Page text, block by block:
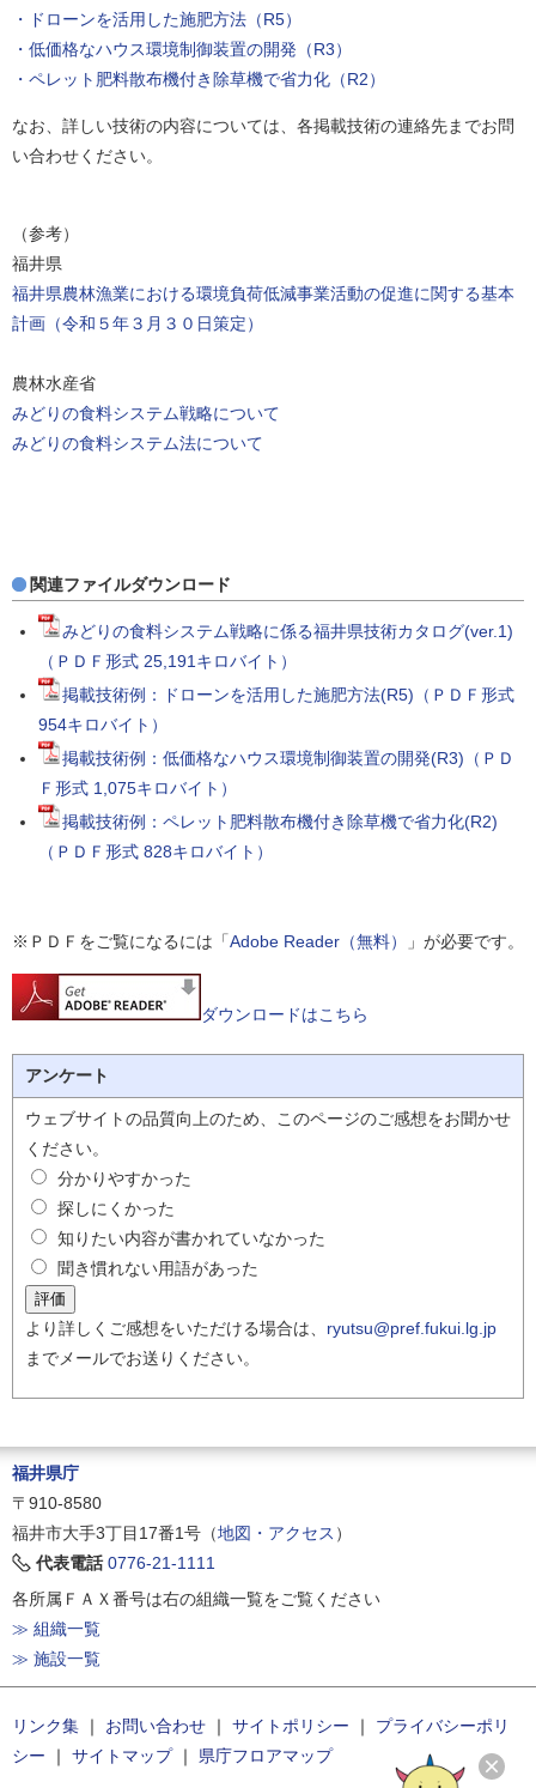
・ドローンを活用した施肥方法（R5）
・低価格なハウス環境制御装置の開発（R3）
・ペレット肥料散布機付き除草機で省力化（R2）
なお、詳しい技術の内容については、各掲載技術の連絡先までお問
い合わせください。
（参考）
福井県
福井県農林漁業における環境負荷低減事業活動の促進に関する基本
計画（令和５年３月３０日策定）
農林水産省
みどりの食料システム戦略について
みどりの食料システム法について
関連ファイルダウンロード
みどりの食料システム戦略に係る福井県技術カタログ(ver.1)
（ＰＤＦ形式 25,191キロバイト）
掲載技術例：ドローンを活用した施肥方法(R5)（ＰＤＦ形式
954キロバイト）
掲載技術例：低価格なハウス環境制御装置の開発(R3)（ＰＤ
Ｆ形式 1,075キロバイト）
掲載技術例：ペレット肥料散布機付き除草機で省力化(R2)
（ＰＤＦ形式 828キロバイト）
※ＰＤＦをご覧になるには「Adobe Reader（無料） 」が必要です。
ダウンロードはこちら
アンケート
ウェブサイトの品質向上のため、このページのご感想をお聞かせ
ください。
分かりやすかった
探しにくかった
知りたい内容が書かれていなかった
聞き慣れない用語があった
より詳しくご感想をいただける場合は、 ryutsu@pref.fukui.lg.jp
までメールでお送りください。
福井県庁
〒910-8580
福井市大手3丁目17番1号（地図・アクセス ）
代表電話 0776-21-1111
各所属ＦＡＸ番号は右の組織一覧をご覧ください
≫ 組織一覧
≫ 施設一覧
リンク集 ｜ お問い合わせ ｜ サイトポリシー ｜
プライバシーポリ
シー ｜ サイトマップ｜ 県庁フロアマップ